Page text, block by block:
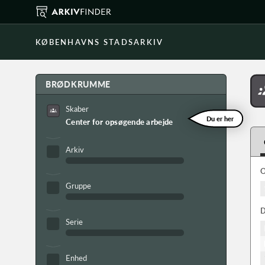
KØBENHAVNS STADSARKIV
BRØDKRUMME
Skaber
Center for opsøgende arbejde
Du er her
Arkiv
Gruppe
Serie
Enhed